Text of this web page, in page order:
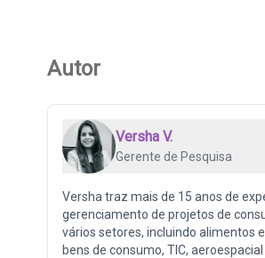
Autor
Versha V.
Gerente de Pesquisa
Versha traz mais de 15 anos de
gerenciamento de projetos de
vários setores, incluindo alimentos
bens de consumo, TIC,